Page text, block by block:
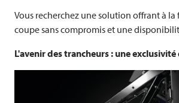
Vous recherchez une solution offrant à
coupe sans compromis et une
L'avenir des trancheurs : une exclusivité